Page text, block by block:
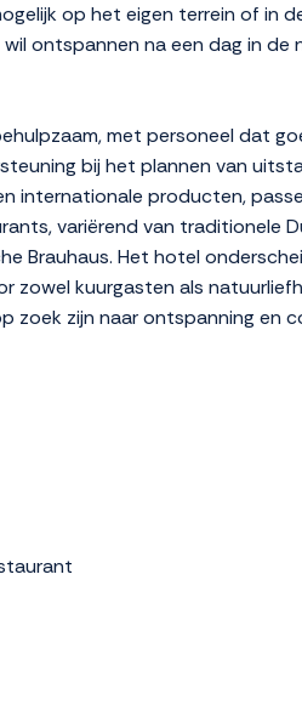
op het eigen terrein of in
ontspannen na een dag in
met personeel dat
bij het plannen van
internationale producten,
variërend van traditionele
Brauhaus. Het hotel
zowel kuurgasten als
zoek zijn naar ontspanning en